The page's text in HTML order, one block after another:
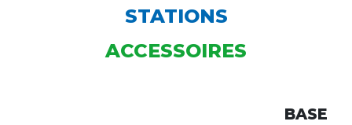
STATIONS
ACCESSOIRES
BASE